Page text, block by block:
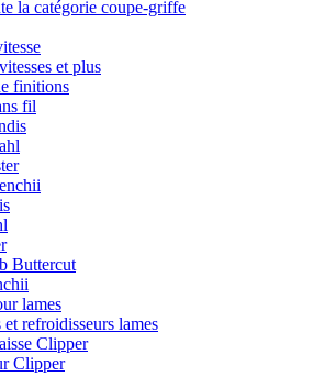
la catégorie coupe-griffe
et plus
finitions
fil
Buttercut
lames
et refroidisseurs lames
Clipper
Clipper